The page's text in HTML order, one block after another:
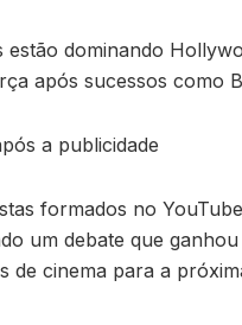
estão dominando
após sucessos como
a publicidade
formados no
um debate que
de cinema para a